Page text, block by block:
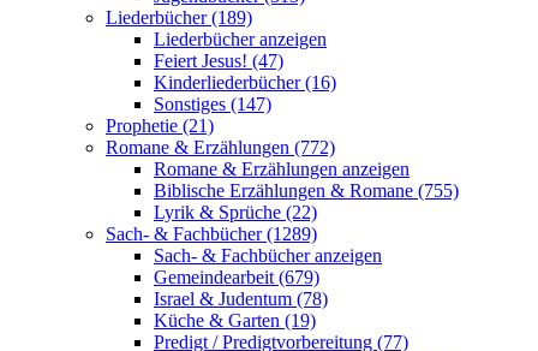
Liederbücher (189)
Liederbücher anzeigen
Feiert Jesus! (47)
Kinderliederbücher (16)
Sonstiges (147)
Prophetie (21)
Romane & Erzählungen (772)
Romane & Erzählungen anzeigen
Biblische Erzählungen & Romane (755)
Lyrik & Sprüche (22)
Sach- & Fachbücher (1289)
Sach- & Fachbücher anzeigen
Gemeindearbeit (679)
Israel & Judentum (78)
Küche & Garten (19)
Predigt / Predigtvorbereitung (77)